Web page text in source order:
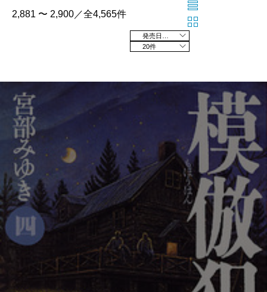
2,881 〜 2,900／全4,565件
20件